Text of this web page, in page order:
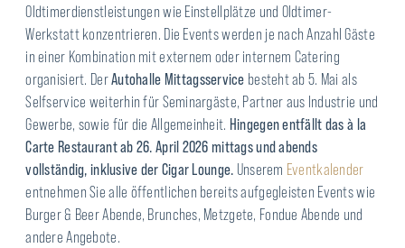
Oldtimerdienstleistungen wie Einstellplätze und Oldtimer-
Werkstatt konzentrieren. Die Events werden je nach Anzahl Gäste
in einer Kombination mit externem oder internem Catering
organisiert. DerAutohalle Mittagsservice besteht ab 5. Mai als
Selfservice weiterhin für Seminargäste, Partner aus Industrie und
Gewerbe, sowie für die Allgemeinheit. Hingegen entfällt das à la
Carte Restaurant ab 26. April 2026 mittags und abends
vollständig, inklusive der Cigar Lounge. Unserem Eventkalender
entnehmen Sie alle öffentlichen bereits aufgegleisten Events wie
Burger & Beer Abende, Brunches, Metzgete, Fondue Abende und
andere Angebote.